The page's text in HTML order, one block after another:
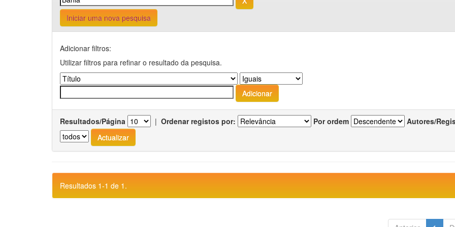
Iniciar uma nova pesquisa
Adicionar filtros:
Utilizar filtros para refinar o resultado da pesquisa.
Resultados/Página | Ordenar registos por: Por ordem Autores/
Resultados 1-1 de 1.